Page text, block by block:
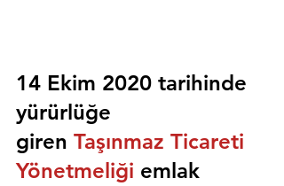
14 Ekim 2020 tarihinde
yürürlüğe
giren Taşınmaz Ticareti
Yönetmeliği emlak